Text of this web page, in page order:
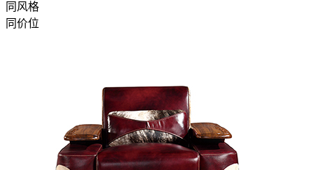
同风格
同价位